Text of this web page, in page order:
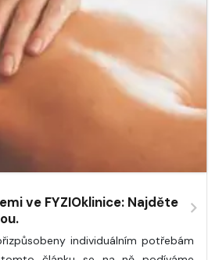
ve FYZIOklinice: Najděte
individuálním potřebám